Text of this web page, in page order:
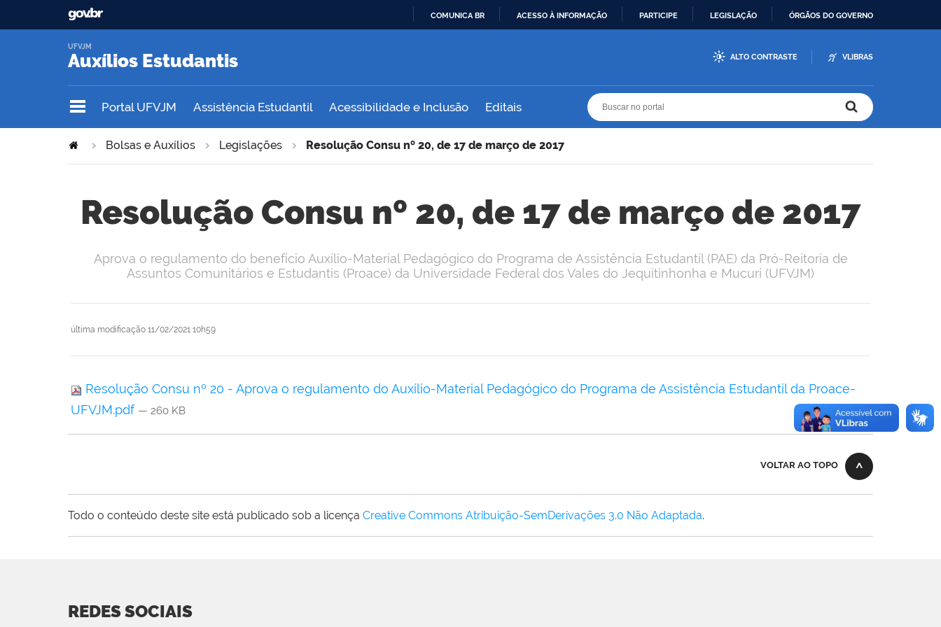
COMUNICA BR ACESSO À INFORMAÇÃO PARTICIPE LEGISLAÇÃO ÓRGÃOS DO GOVERNO
Auxílios Estudantis
UFVJM
ALTO CONTRASTE VLIBRAS
Portal UFVJM Assistência Estudantil Acessibilidade e Inclusão Editais
Bolsas e Auxílios Legislações Resolução Consu nº 20, de 17 de março de 2017
Resolução Consu nº 20, de 17 de março de 2017
última modificação 11/02/2021 10h59
Aprova o regulamento do benefício Auxílio-Material Pedagógico do Programa de Assistência Estudantil (PAE) da Pró-Reitoria de
Assuntos Comunitários e Estudantis (Proace) da Universidade Federal dos Vales do Jequitinhonha e Mucuri (UFVJM)
Resolução Consu nº 20 - Aprova o regulamento do Auxílio-Material Pedagógico do Programa de Assistência Estudantil da Proace-
UFVJM.pdf — 260 KB
VOLTAR AO TOPO
Todo o conteúdo deste site está publicado sob a licença Creative Commons Atribuição-SemDerivações 3.0 Não Adaptada.
REDES SOCIAIS